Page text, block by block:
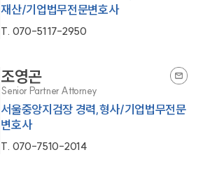
재산/기업법무전문변호사
T. 070-5117-2950
조영곤
Senior Partner Attorney
서울중앙지검장 경력,형사/기업법무전문
변호사
T. 070-7510-2014